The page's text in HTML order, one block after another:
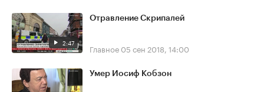
2:47
Отравление Скрипалей
Главное 05 сен 2018, 14:00
Умер Иосиф Кобзон